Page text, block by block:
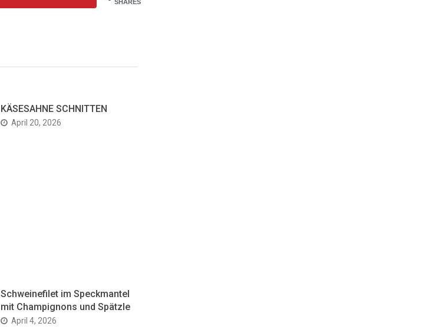
SHARES
KÄSESAHNE SCHNITTEN
April 20, 2026
Schweinefilet im Speckmantel
mit Champignons und Spätzle
April 4, 2026